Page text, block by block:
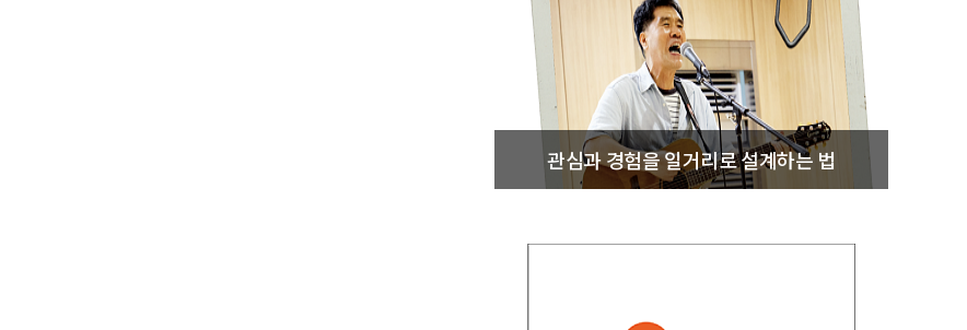
관심과 경험을 일거리로 설계하는 법